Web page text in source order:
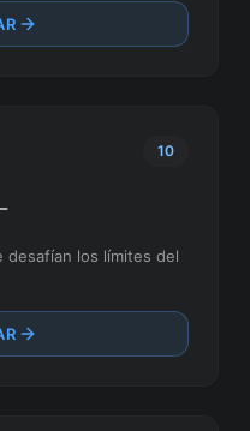
10
desafían los límites del